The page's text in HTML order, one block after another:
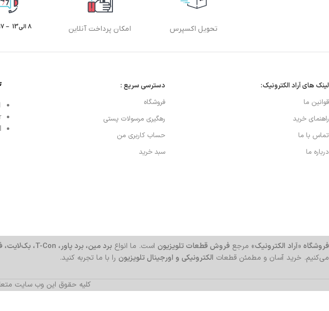
تحویل اکسپرس امکان پرداخت آنلاین 8 الی13 – 17 الی 21
لینک های آراد الکترونیک:
قوانین ما
راهنمای خرید
تماس با ما
درباره ما
دسترسی سریع :
فروشگاه
رهگیری مرسولات پستی
حساب کاربری من
سبد خرید
فروشگاه «آراد الکترونیک» مرجع فروش قطعات تلویزیون است. ما انواع برد مین، برد پاور، T-Con، بک‌لایت، فلت و پنل
می‌کنیم. خرید آسان و مطمئن قطعات الکترونیکی و اورجینال تلویزیون را با ما تجربه کنید.
کلیه حقوق این وب سایت